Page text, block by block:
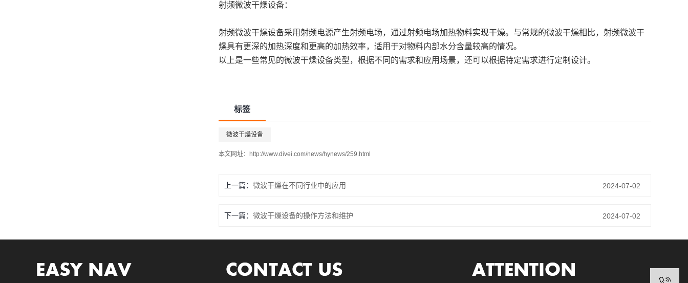
射频微波干燥设备：
射频微波干燥设备采用射频电源产生射频电场，通过射频电场加热物料实现干燥。与常规的微波干燥相比，射频微波干
燥具有更深的加热深度和更高的加热效率，适用于对物料内部水分含量较高的情况。
以上是一些常见的微波干燥设备类型，根据不同的需求和应用场景，还可以根据特定需求进行定制设计。
标签
微波干燥设备
本文网址：http://www.divei.com/news/hynews/259.html
上一篇 微波干燥在不同行业中的应用 2024-07-02
下一篇 微波干燥设备的操作方法和维护 2024-07-02